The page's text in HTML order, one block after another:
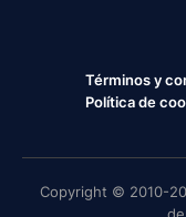
Términos y
Política de
Copyright © 2010-